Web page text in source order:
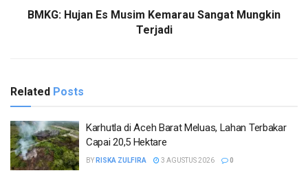
BMKG: Hujan Es Musim Kemarau Sangat Mungkin
Terjadi
Related Posts
Karhutla di Aceh Barat Meluas, Lahan Terbakar
Capai 20,5 Hektare
BY RISKA ZULFIRA 3 AGUSTUS 2026 0